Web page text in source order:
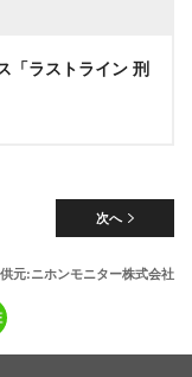
「ラストライン 刑
次へ
元:ニホンモニター株式会社